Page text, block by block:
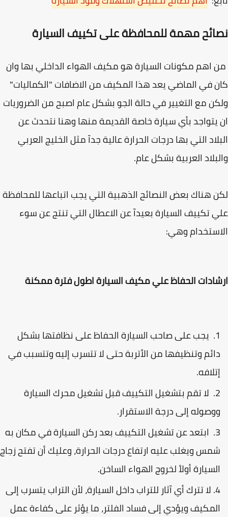
مهمة للمحافظة على تكييف السيارة
مكونات السيارة هو مكيف الهواء الداخلي بها وان
في الماضي يعد هذا المكيف من الاضافات "الكماليات"
مع التغيير في حالة الجو بشكل عام اصبح من الضروريات
بأي سيارة خاصة القديمة منها وهنا نتحدث عن
التي بها درجات الحرارة عالية جدآ مثل الخليج العربي
العربية بشكل عام.
هناك بعض النصائح الذهبية التي يجب اتباعها للمحافظة
تكييف السيارة بعيدآ عن الاعطال التي تنتج عن سوء
وهي:
الحفاظ علي مكيف السيارة اطول فترة ممكنة
يجب على صاحب السيارة الحفاظ على نظافتها بشكل
وتنظيفها من الأتربة حتى لا تتسرب إليه وتتسبب في
لا تقم بتشغيل التكييف قبل تشغيل محرك السيارة
إلى درجة الاستقرار.
ابتعد عن تشغيل التكييف بعد ركن السيارة في مكان به
ويغلب عليه ارتفاع درجات الحرارة، وعليك أن تفتح زجاج
أولاً لخروج الهواء الساخن.
لا تترك أي آثار للتراب داخل السيارة، لأن التراب يتسرب إلى
ويؤدي إلى فساد الفلتر، ما يؤثر على كفاءة عمل